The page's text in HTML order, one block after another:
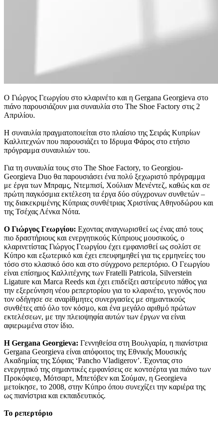
O Γιώργος Γεωργίου στο κλαρινέτο και η Gergana Georgieva στο
πιάνο παρουσιάζουν μια συναυλία στο The Shoe Factory στις 2
Απριλίου.
Η συναυλία πραγματοποιείται στο πλαίσιο της Σειράς Κυπρίων
Καλλιτεχνών που παρουσιάζει το Ιδρυμα Φάρος στο ετήσιο
πρόγραμμα συναυλιών του.
Για τη συναυλία τους στο The Shoe Factory, το Georgiou-
Georgieva Duo θα παρουσιάσει ένα πολύ ξεχωριστό πρόγραμμα
με έργα των Μπραμς, Ντεμπισί, Χούλιαν Μενέντεζ, καθώς και σε
πρώτη παγκόσμια εκτέλεση τα έργα δύο σύγχρονων συνθετών –
της διακεκριμένης Κύπριας συνθέτριας Χριστίνας Αθηνοδώρου και
της Τσέχας Λένκα Νότα.
Ο Γιώργος Γεωργίου: Εχοντας αναγνωρισθεί ως ένας από τους
πιο δραστήριους και ενεργητικούς Κύπριους μουσικούς, ο
κλαρινετίστας Γιώργος Γεωργίου έχει εμφανισθεί ως σολίστ σε
Κύπρο και εξωτερικό και έχει επευφημηθεί για τις ερμηνείες του
τόσο στο κλασικό όσο και στο σύγχρονο ρεπερτόριο. Ο Γεωργίου
είναι επίσημος Καλλιτέχνης των Fratelli Patricola, Silverstein
Ligature και Marca Reeds και έχει επιδείξει αστείρευτο πάθος για
την εξερεύνηση νέου ρεπερτορίου για το κλαρινέτο, γεγονός που
τον οδήγησε σε αναρίθμητες συνεργασίες με σημαντικούς
συνθέτες από όλο τον κόσμο, και ένα μεγάλο αριθμό πρώτων
εκτελέσεων, με την πλειοψηφία αυτών των έργων να είναι
αφιερωμένα στον ίδιο.
Η Gergana Georgieva: Γεννηθείσα στη Βουλγαρία, η πιανίστρια
Gergana Georgieva είναι απόφοιτος της Εθνικής Μουσικής
Ακαδημίας της Σόφιας ‘Pancho Vladigerov’. Έχοντας στο
ενεργητικό της σημαντικές εμφανίσεις σε κοντσέρτα για πιάνο των
Προκόφιεφ, Μότσαρτ, Μπετόβεν και Σούμαν, η Georgieva
μετοίκησε, το 2008, στην Κύπρο όπου συνεχίζει την καριέρα της
ως πιανίστρια και εκπαιδευτικός.
Το ρεπερτόριο